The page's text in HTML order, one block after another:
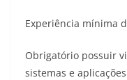
Experiência mínima
Obrigatório possuir
sistemas e